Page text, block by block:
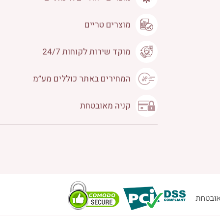
מוצרים טריים
מוקד שירות לקוחות 24/7
המחירים באתר כוללים מע״מ
קניה מאובטחת